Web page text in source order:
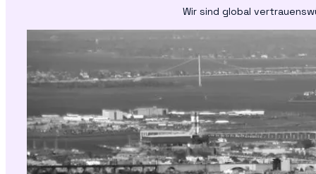
Wir sind global